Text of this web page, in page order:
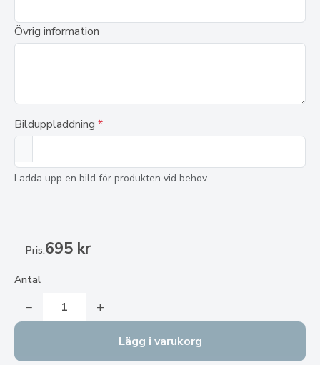
Övrig information
Bilduppladdning *
Ladda upp en bild för produkten vid behov.
Pris:695 kr
Antal
− +
Lägg i varukorg